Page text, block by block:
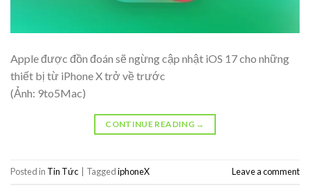
Apple được đồn đoán sẽ ngừng cập nhật iOS 17 cho những
thiết bị từ iPhone X trở về trước
(Ảnh: 9to5Mac)
CONTINUE READING →
Posted in Tin Tức TaggediphoneX Leave a comment